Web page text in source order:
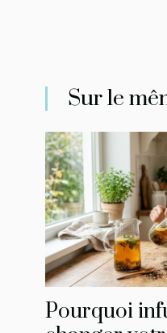
Sur le
Pourquoi